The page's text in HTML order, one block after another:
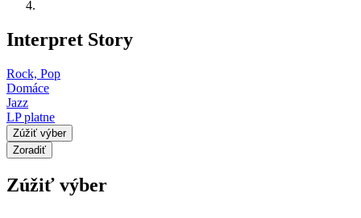
Interpret Story
Rock, Pop
Domáce
Jazz
LP platne
Zúžiť výber
Zoradiť
Zúžiť výber